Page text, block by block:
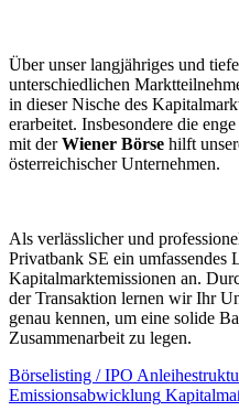
Über unser langjähriges und
unterschiedlichen
in dieser Nische des
erarbeitet. Insbesondere die
mit derWiener Börse hilft
österreichischer Unternehmen.
Als verlässlicher und
Privatbank SE ein umfassendes
Kapitalmarktemissionen an.
der Transaktion lernen wir Ihr
genau kennen, um eine solide
Zusammenarbeit zu legen.
Börselisting / IPO
Emissionsabwicklung